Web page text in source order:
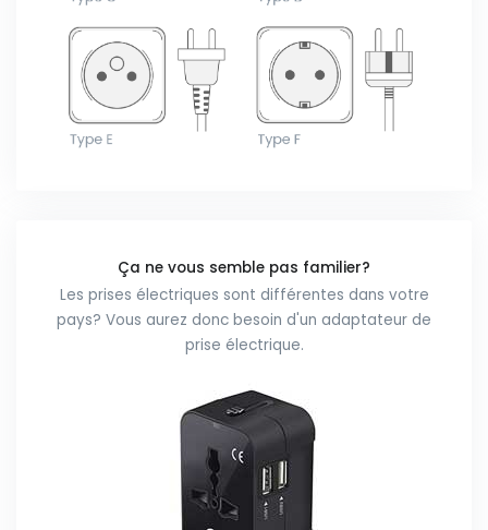
Ça ne vous semble pas familier?
Les prises électriques sont différentes dans votre
pays? Vous aurez donc besoin d'un adaptateur de
prise électrique.